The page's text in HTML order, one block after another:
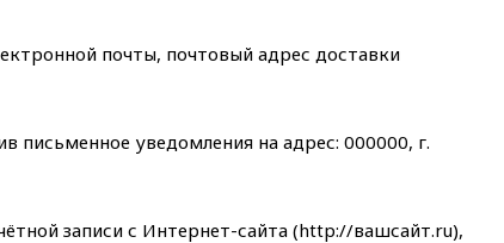
почты, почтовый адрес доставки
письменное уведомления на адрес: 000000, г.
записи с Интернет-сайта (http://вашсайт.ru),